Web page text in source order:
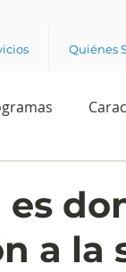
Quiénes
Intención de
a la